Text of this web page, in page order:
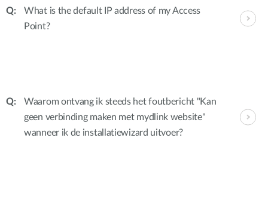
What is the default IP address of my Access
Point?
Waarom ontvang ik steeds het foutbericht "Kan
geen verbinding maken met mydlink website"
wanneer ik de installatiewizard uitvoer?